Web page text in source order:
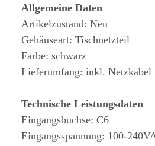
Allgemeine Daten
Artikelzustand: Neu
Gehäuseart: Tischnetzteil
Farbe: schwarz
Lieferumfang: inkl. Netzkabel
Technische Leistungsdaten
Eingangsbuchse: C6
Eingangsspannung: 100-